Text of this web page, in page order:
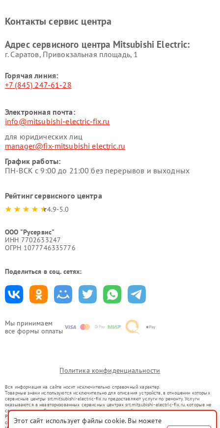
Мы принимаем
все формы оплаты
Контакты сервис центра
Адрес сервисного центра Mitsubishi Electric:
г. Саратов, Привокзальная площадь, 1
Горячая линия:
+7 (845) 247-61-28
Электронная почта:
info@mitsubishi-electric-fix.ru
для юридических лиц
manager@fix-mitsubishi electric.ru
График работы:
ПН-ВСК с 9:00 до 21:00 без перерывов и выходных
Рейтинг сервисного центра
4.9-5.0
ООО "Русервис"
ИНН 7702633247
ОГРН 1077746335776
Поделиться в соц. сетях:
Политика конфиденциальности
Вся информация на сайте носит исключительно справочный характер.
Товарные знаки используются исключительно для описания устройств, в отношении которых
сервисные центры srt.mitsubishi-electric-fix.ru предоставляют услуги по ремонту. Услуги
оказываются в неавторизованных сервисных центрах srt.mitsubishi-electric-fix.ru, которые не
связаны с правообладателями товарных знаков или их официальными представителями.
Ремонт осуществляется для устройств, уже введенных в гражданский оборот в соответствии
со статьей 1487 ГК РФ.
Этот сайт использует файлы cookie. Вы можете